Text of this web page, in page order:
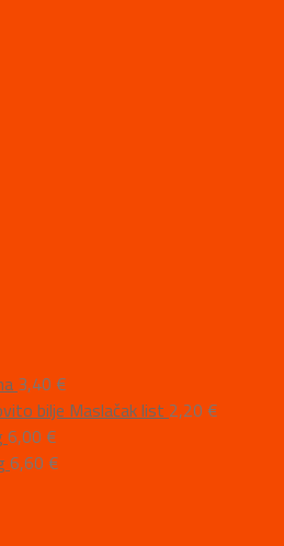
3,40 €
bilje Maslačak list 2,20 €
6,00 €
6,60 €